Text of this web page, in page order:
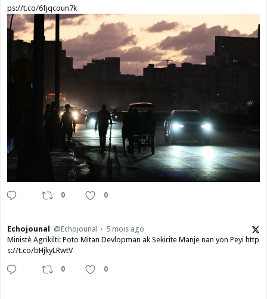
ps://t.co/6fjqcoun7k
0 0
Echojounal @Echojounal
5 mois ago
Ministè Agrikilti: Poto Mitan Devlopman ak Sekirite Manje nan yon Peyi http
s://t.co/bHjkyLRwtV
0 0